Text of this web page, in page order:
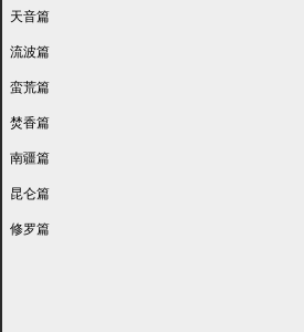
天音篇
流波篇
蛮荒篇
焚香篇
南疆篇
昆仑篇
修罗篇